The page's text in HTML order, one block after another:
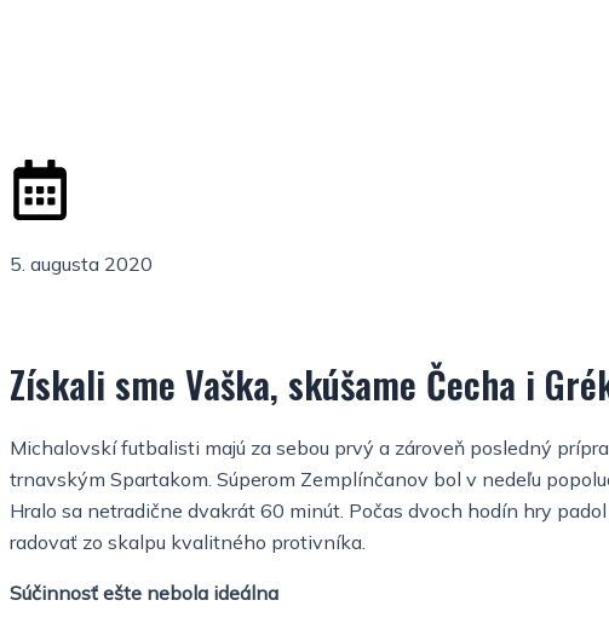
5. augusta 2020
Získali sme Vaška, skúšame Čecha i
Michalovskí futbalisti majú za sebou prvý a zároveň posledný
trnavským Spartakom. Súperom Zemplínčanov bol v nedeľu
Hralo sa netradične dvakrát 60 minút. Počas dvoch hodín hry
radovať zo skalpu kvalitného protivníka.
Súčinnosť ešte nebola ideálna